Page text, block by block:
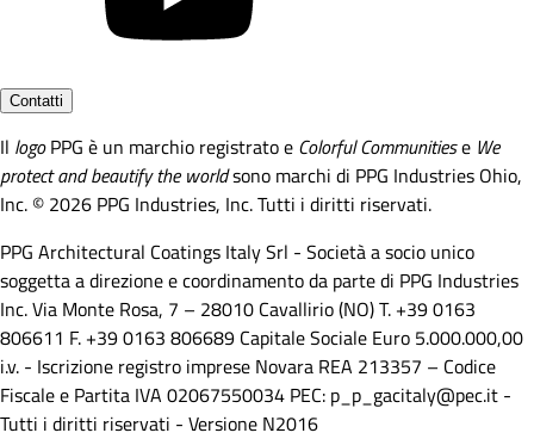
Contatti
Il logoPPG è un marchio registrato e Colorful Communitiese We
protect and beautify the worldsono marchi di PPG Industries Ohio,
Inc. © 2026 PPG Industries, Inc. Tutti i diritti riservati.
PPG Architectural Coatings Italy Srl - Società a socio unico
soggetta a direzione e coordinamento da parte di PPG Industries
Inc. Via Monte Rosa, 7 – 28010 Cavallirio (NO) T. +39 0163
806611 F. +39 0163 806689 Capitale Sociale Euro 5.000.000,00
i.v. - Iscrizione registro imprese Novara REA 213357 – Codice
Fiscale e Partita IVA 02067550034 PEC: p_p_gacitaly@pec.it -
Tutti i diritti riservati - Versione N2016